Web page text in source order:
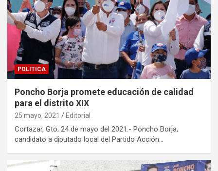
POLITICA
Poncho Borja promete educación de calidad
para el distrito XIX
25 mayo, 2021 Editorial
Cortazar, Gto; 24 de mayo del 2021.- Poncho Borja,
candidato a diputado local del Partido Acción…